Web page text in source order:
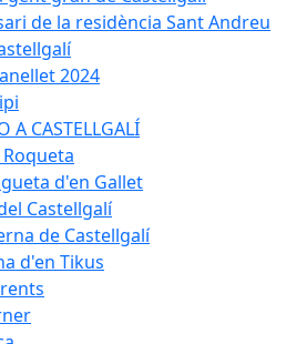
de la residència Sant Andreu
2024
A CASTELLGALÍ
d'en Gallet
Castellgalí
de Castellgalí
d'en Tikus